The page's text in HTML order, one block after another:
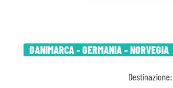
DANIMARCA - GERMANIA - NORVEGIA
Destinazione: